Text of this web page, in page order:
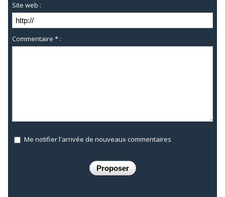
Site web :
Commentaire * :
Me notifier l'arrivée de nouveaux commentaires